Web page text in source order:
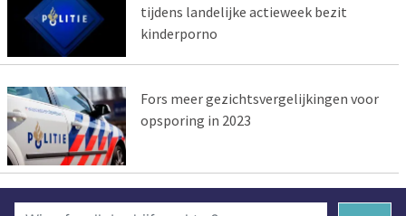
tijdens landelijke actieweek bezit
kinderporno
Fors meer gezichtsvergelijkingen voor
opsporing in 2023